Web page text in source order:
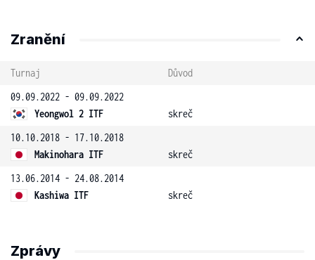
Zranění
Turnaj
Důvod
09.09.2022 - 09.09.2022
Yeongwol 2 ITF
skreč
10.10.2018 - 17.10.2018
Makinohara ITF
skreč
13.06.2014 - 24.08.2014
Kashiwa ITF
skreč
Zprávy